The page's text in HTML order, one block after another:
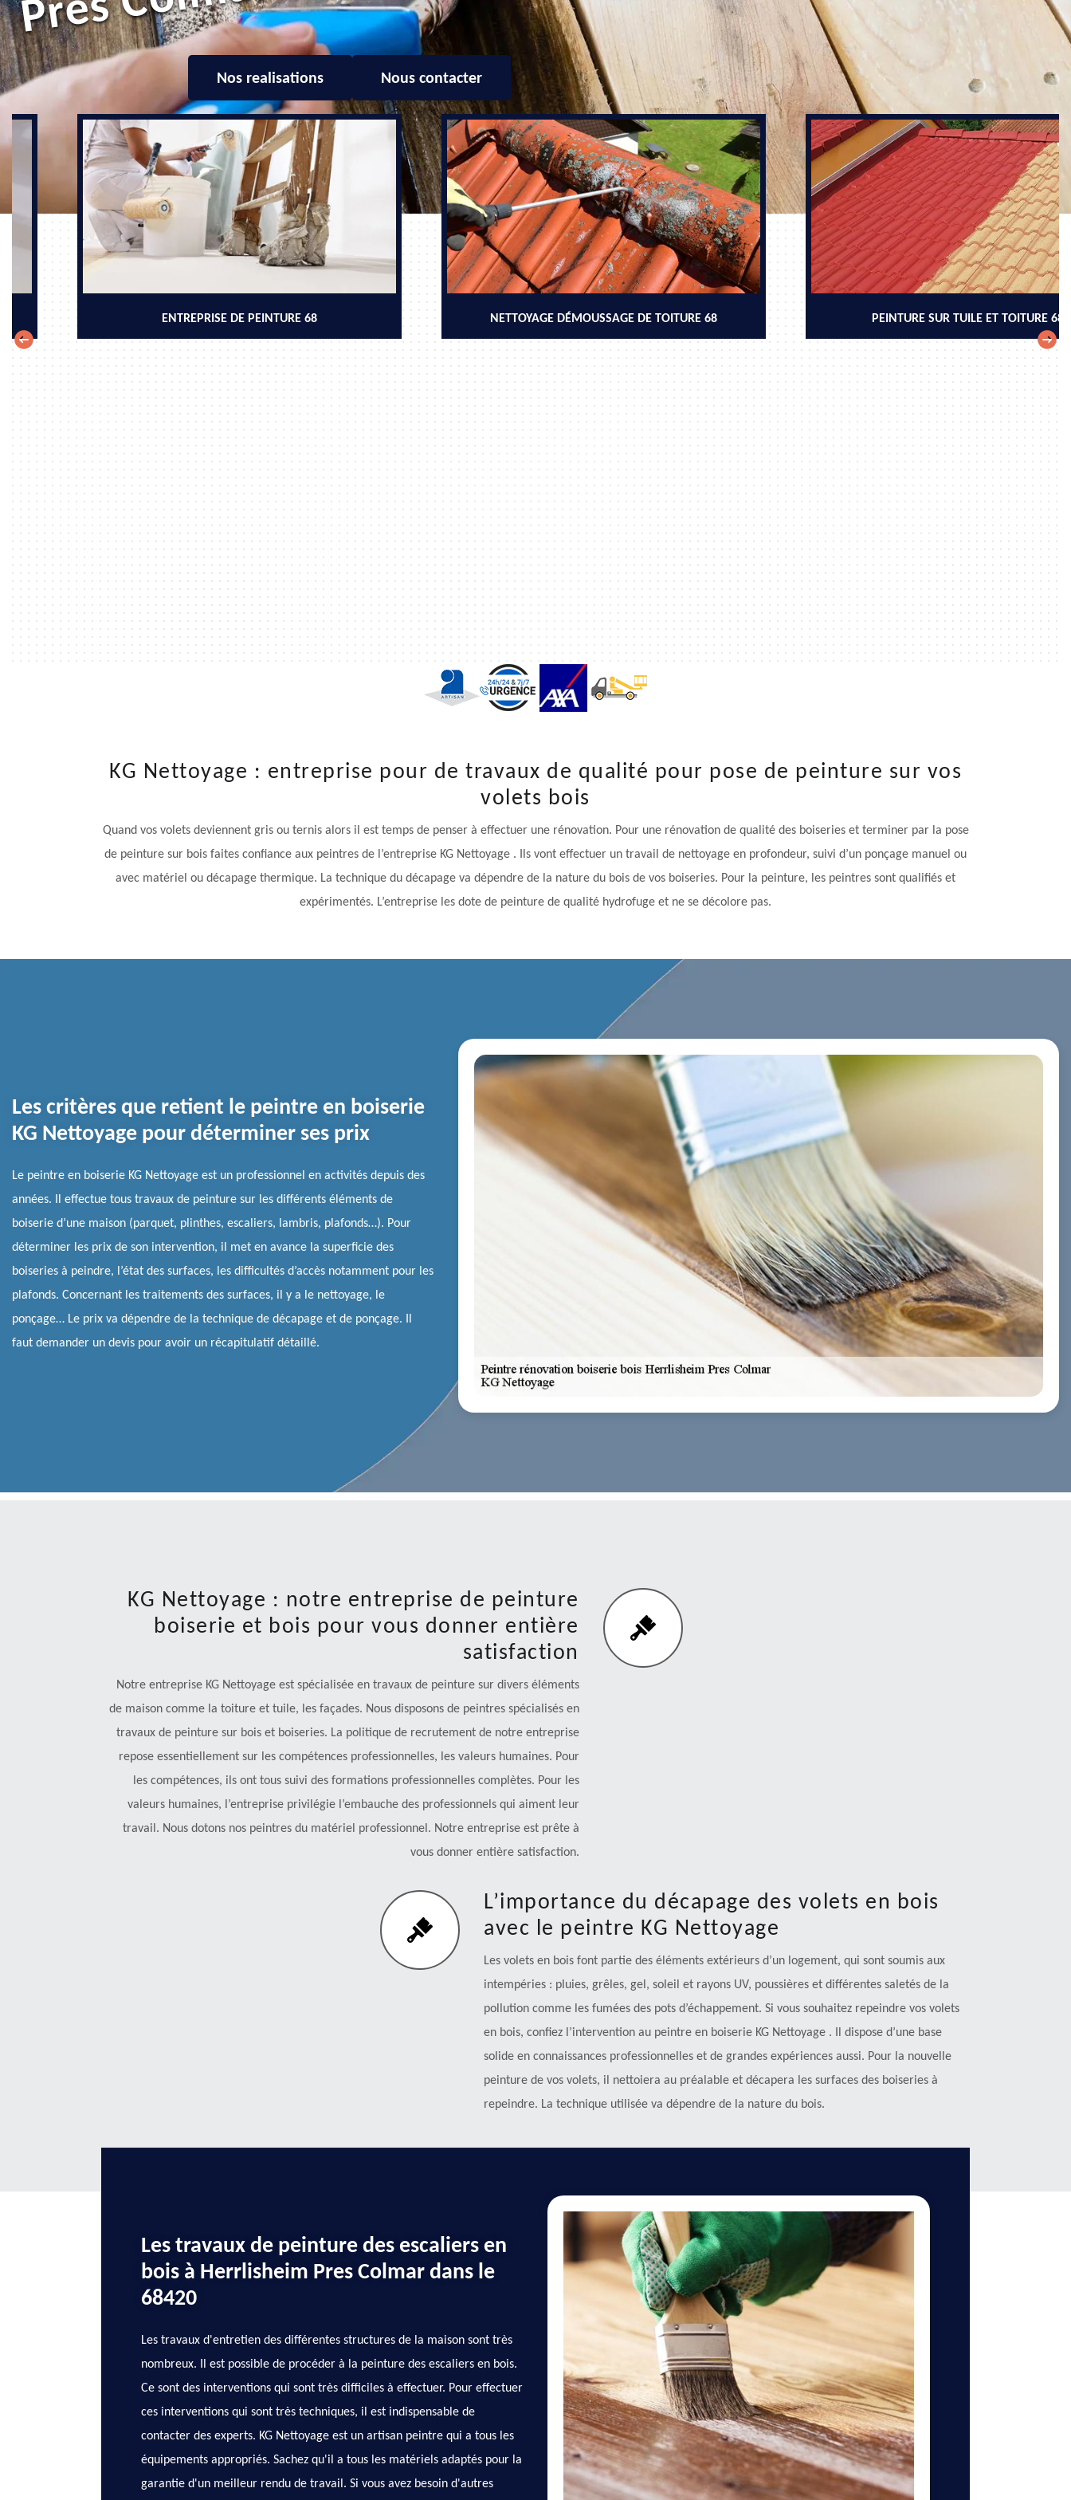
Nos realisations Nous contacter
ENTREPRISE DE PEINTURE 68 NETTOYAGE DÉMOUSSAGE DE TOITURE 68 PEINTURE SUR TUILE ET TOITURE 68
KG Nettoyage : entreprise pour de travaux de qualité pour pose de peinture sur vos
volets bois
Quand vos volets deviennent gris ou ternis alors il est temps de penser à effectuer une rénovation. Pour une rénovation de qualité des boiseries et terminer par la pose
de peinture sur bois faites confiance aux peintres de l’entreprise KG Nettoyage . Ils vont effectuer un travail de nettoyage en profondeur, suivi d’un ponçage manuel ou
avec matériel ou décapage thermique. La technique du décapage va dépendre de la nature du bois de vos boiseries. Pour la peinture, les peintres sont qualifiés et
expérimentés. L’entreprise les dote de peinture de qualité hydrofuge et ne se décolore pas.
Les critères que retient le peintre en boiserie
KG Nettoyage pour déterminer ses prix
Le peintre en boiserie KG Nettoyage est un professionnel en activités depuis des
années. Il effectue tous travaux de peinture sur les différents éléments de
boiserie d’une maison (parquet, plinthes, escaliers, lambris, plafonds…). Pour
déterminer les prix de son intervention, il met en avance la superficie des
boiseries à peindre, l’état des surfaces, les difficultés d’accès notamment pour les
plafonds. Concernant les traitements des surfaces, il y a le nettoyage, le
ponçage… Le prix va dépendre de la technique de décapage et de ponçage. Il
faut demander un devis pour avoir un récapitulatif détaillé.
KG Nettoyage : notre entreprise de peinture
boiserie et bois pour vous donner entière
satisfaction
Notre entreprise KG Nettoyage est spécialisée en travaux de peinture sur divers éléments
de maison comme la toiture et tuile, les façades. Nous disposons de peintres spécialisés en
travaux de peinture sur bois et boiseries. La politique de recrutement de notre entreprise
repose essentiellement sur les compétences professionnelles, les valeurs humaines. Pour
les compétences, ils ont tous suivi des formations professionnelles complètes. Pour les
valeurs humaines, l’entreprise privilégie l’embauche des professionnels qui aiment leur
travail. Nous dotons nos peintres du matériel professionnel. Notre entreprise est prête à
vous donner entière satisfaction.
L’importance du décapage des volets en bois
avec le peintre KG Nettoyage
Les volets en bois font partie des éléments extérieurs d’un logement, qui sont soumis aux
intempéries : pluies, grêles, gel, soleil et rayons UV, poussières et différentes saletés de la
pollution comme les fumées des pots d’échappement. Si vous souhaitez repeindre vos volets
en bois, confiez l’intervention au peintre en boiserie KG Nettoyage . Il dispose d’une base
solide en connaissances professionnelles et de grandes expériences aussi. Pour la nouvelle
peinture de vos volets, il nettoiera au préalable et décapera les surfaces des boiseries à
repeindre. La technique utilisée va dépendre de la nature du bois.
Les travaux de peinture des escaliers en
bois à Herrlisheim Pres Colmar dans le
68420
Les travaux d'entretien des différentes structures de la maison sont très
nombreux. Il est possible de procéder à la peinture des escaliers en bois.
Ce sont des interventions qui sont très difficiles à effectuer. Pour effectuer
ces interventions qui sont très techniques, il est indispensable de
contacter des experts. KG Nettoyage est un artisan peintre qui a tous les
équipements appropriés. Sachez qu'il a tous les matériels adaptés pour la
garantie d'un meilleur rendu de travail. Si vous avez besoin d'autres